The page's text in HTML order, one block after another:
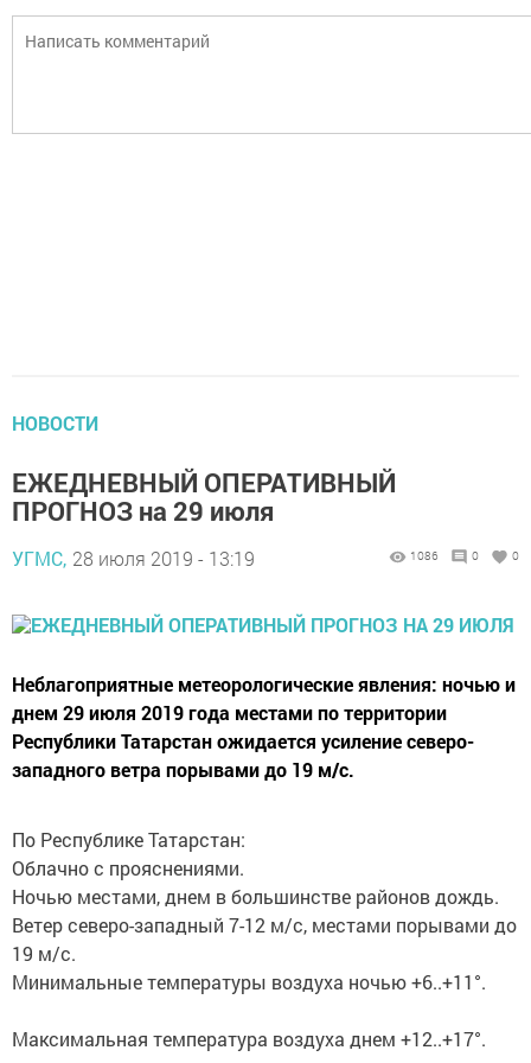
НОВОСТИ
ЕЖЕДНЕВНЫЙ ОПЕРАТИВНЫЙ
ПРОГНОЗ на 29 июля
УГМС, 28 июля 2019 - 13:19 1086 0 0
Неблагоприятные метеорологические явления: ночью и
днем 29 июля 2019 года местами по территории
Республики Татарстан ожидается усиление северо-
западного ветра порывами до 19 м/с.
По Республике Татарстан:
Облачно с прояснениями.
Ночью местами, днем в большинстве районов дождь.
Ветер северо-западный 7-12 м/с, местами порывами до
19 м/с.
Минимальные температуры воздуха ночью +6..+11°.
Максимальная температура воздуха днем +12..+17°.